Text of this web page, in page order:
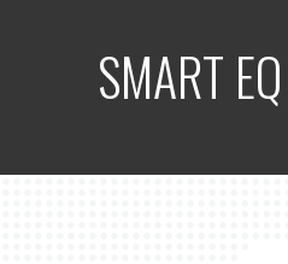
SMART